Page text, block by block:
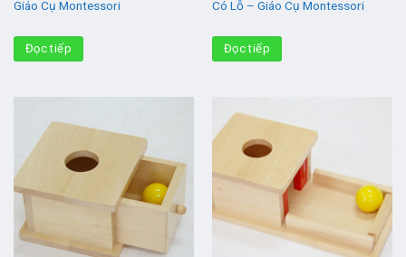
Giáo Cụ Montessori
Đọc tiếp
Có Lỗ – Giáo Cụ Montessori
Đọc tiếp